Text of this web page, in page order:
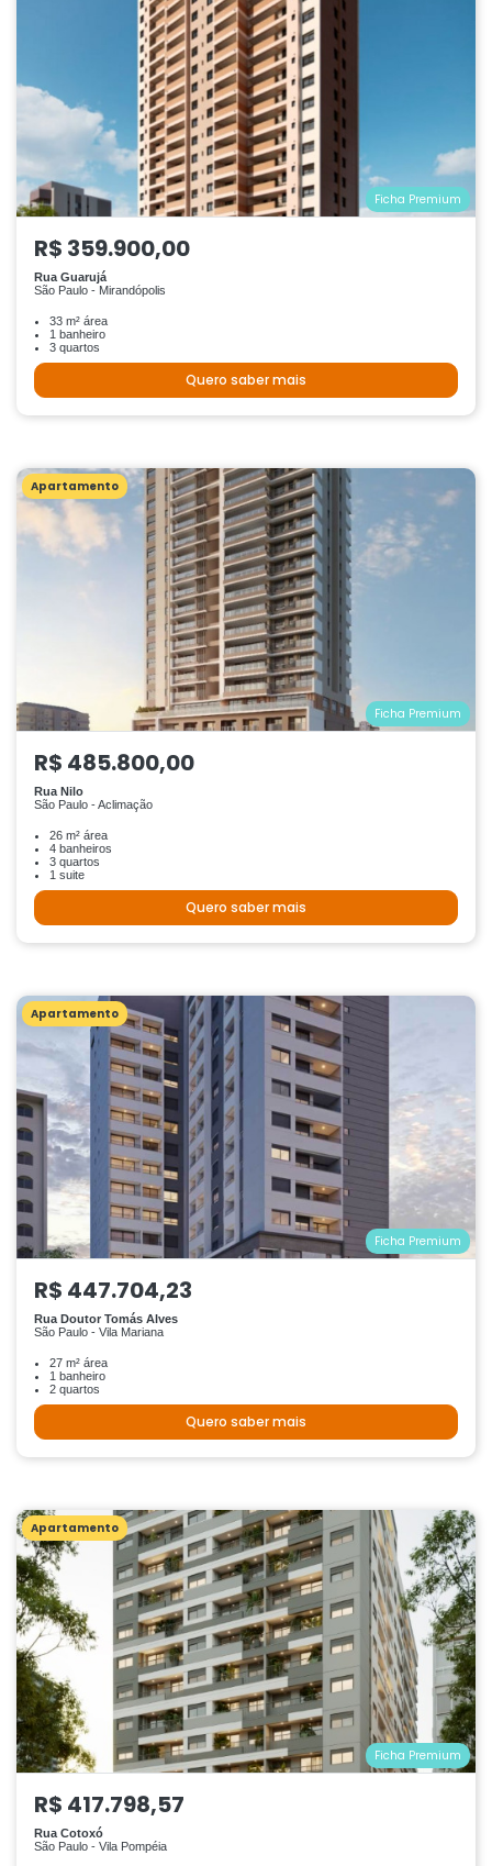
Ficha Premium
R$ 359.900,00
Rua Guarujá
São Paulo - Mirandópolis
33 m² área
1 banheiro
3 quartos
Quero saber mais
Apartamento
Ficha Premium
R$ 485.800,00
Rua Nilo
São Paulo - Aclimação
26 m² área
4 banheiros
3 quartos
1 suite
Quero saber mais
Apartamento
Ficha Premium
R$ 447.704,23
Rua Doutor Tomás Alves
São Paulo - Vila Mariana
27 m² área
1 banheiro
2 quartos
Quero saber mais
Apartamento
Ficha Premium
R$ 417.798,57
Rua Cotoxó
São Paulo - Vila Pompéia